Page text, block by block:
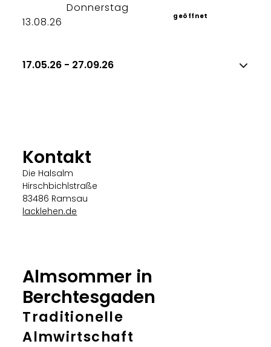
Donnerstag
13.08.26
geöffnet
17.05.26 - 27.09.26
Kontakt
Die Halsalm
Hirschbichlstraße
83486 Ramsau
lacklehen.de
Almsommer in
Berchtesgaden
Traditionelle
Almwirtschaft